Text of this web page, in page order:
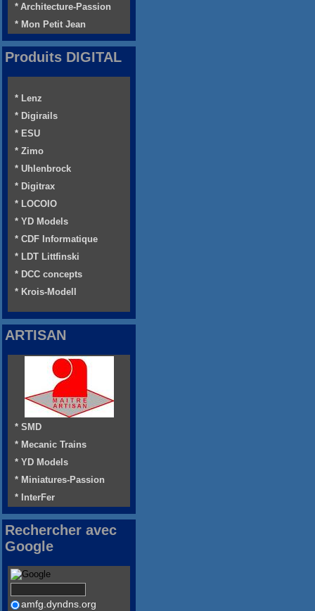
* Architecture-Passion
* Mon Petit Jean
Produits DIGITAL
* Lenz
* Digirails
* ESU
* Zimo
* Uhlenbrock
* Digitrax
* LOCOIO
* YD Models
* CDF Informatique
* LDT Littfinski
* DCC concepts
* Krois-Modell
ARTISAN
* SMD
* Mecanic Trains
* YD Models
* Miniatures-Passion
* InterFer
Rechercher avec
Google
amfg.dyndns.org